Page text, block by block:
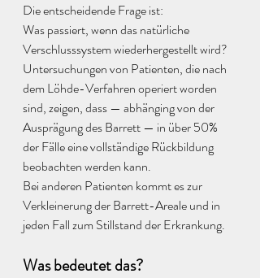
Die entscheidende Frage ist:
Was passiert, wenn das natürliche
Verschlusssystem wiederhergestellt wird?
Untersuchungen von Patienten, die nach
dem Löhde-Verfahren operiert worden
sind, zeigen, dass — abhänging von der
Ausprägung des Barrett — in über 50%
der Fälle eine vollständige Rückbildung
beobachten werden kann.
Bei anderen Patienten kommt es zur
Verkleinerung der Barrett-Areale und in
jeden Fall zum Stillstand der Erkrankung.
Was bedeutet das?